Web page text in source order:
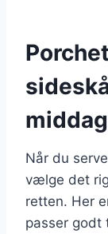
middag
Når du
vælge det
retten. Her
passer godt